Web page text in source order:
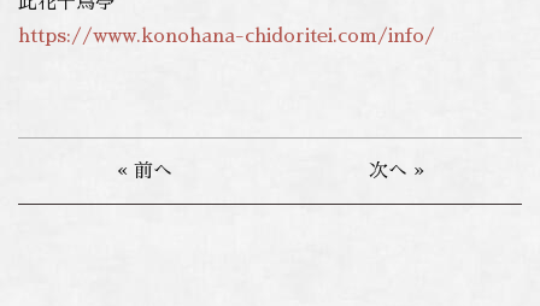
https://www.konohana-chidoritei.com/info/
« 前へ 次へ »